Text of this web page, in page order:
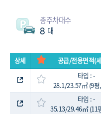
총주차대수
8 대
상세 공급/전용면적(
타입 : -
28.1/23.57㎡ (9평
타입 : -
35.13/29.46㎡ (11평,